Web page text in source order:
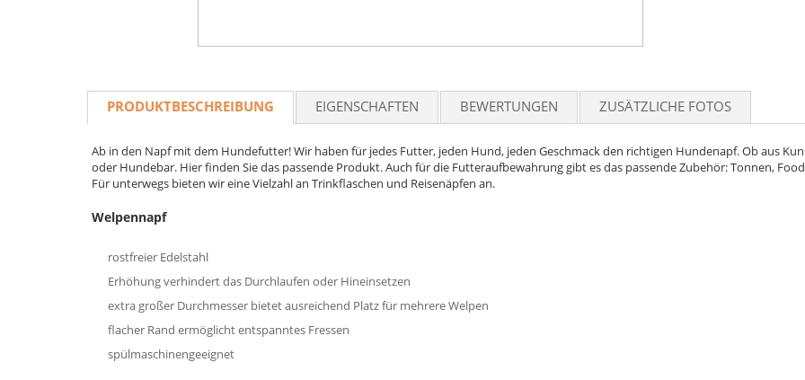
PRODUKTBESCHREIBUNG EIGENSCHAFTEN BEWERTUNGEN ZUSÄTZLICHE FOTOS
Ab in den Napf mit dem Hundefutter! Wir haben für jedes Futter, jeden Hund, jeden Geschmack den richtigen Hundenapf. Ob aus
oder Hundebar. Hier finden Sie das passende Produkt. Auch für die Futteraufbewahrung gibt es das passende Zubehör: Tonnen,
Für unterwegs bieten wir eine Vielzahl an Trinkflaschen und Reisenäpfen an.
Welpennapf
rostfreier Edelstahl
Erhöhung verhindert das Durchlaufen oder Hineinsetzen
extra großer Durchmesser bietet ausreichend Platz für mehrere Welpen
flacher Rand ermöglicht entspanntes Fressen
spülmaschinengeeignet